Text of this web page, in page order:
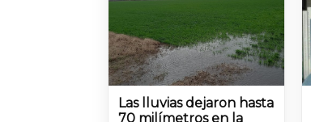
Las lluvias dejaron hasta
70 milímetros en la